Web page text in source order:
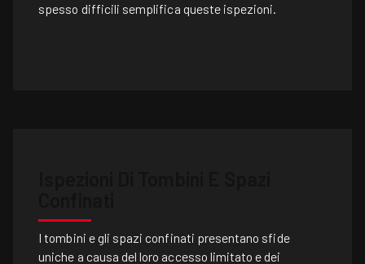
spesso difficili semplifica queste ispezioni.
I tombini e gli spazi confinati presentano sfide
uniche a causa del loro accesso limitato e dei